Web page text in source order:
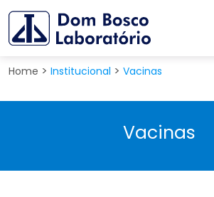
Home > Institucional > Vacinas
Vacinas